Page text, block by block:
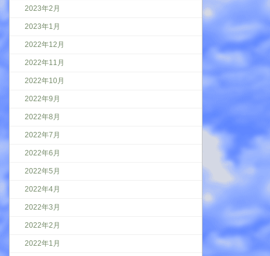
2023年2月
2023年1月
2022年12月
2022年11月
2022年10月
2022年9月
2022年8月
2022年7月
2022年6月
2022年5月
2022年4月
2022年3月
2022年2月
2022年1月